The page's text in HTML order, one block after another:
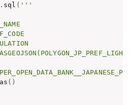
. sql ( '''
( )